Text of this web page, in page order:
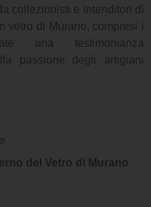
collezionisti e intenditori di
vetro di Murano, compresi i
una testimonianza
passione degli artigiani
del Vetro di Murano